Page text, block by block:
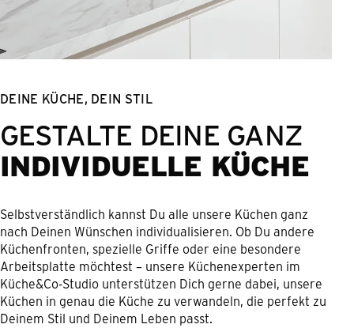
DEINE KÜCHE, DEIN STIL
GESTALTE DEINE GANZ
INDIVIDUELLE KÜCHE
Selbstverständlich kannst Du alle unsere Küchen ganz
nach Deinen Wünschen individualisieren. Ob Du andere
Küchenfronten, spezielle Griffe oder eine besondere
Arbeitsplatte möchtest – unsere Küchenexperten im
Küche&Co-Studio unterstützen Dich gerne dabei, unsere
Küchen in genau die Küche zu verwandeln, die perfekt zu
Deinem Stil und Deinem Leben passt.